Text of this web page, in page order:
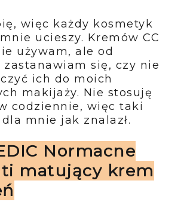
więc każdy kosmetyk
ucieszy. Kremów CC
używam, ale od
zastanawiam się, czy nie
ich do moich
makijaży. Nie stosuję
codziennie, więc taki
mnie jak znalazł.
Normacne
matujący krem